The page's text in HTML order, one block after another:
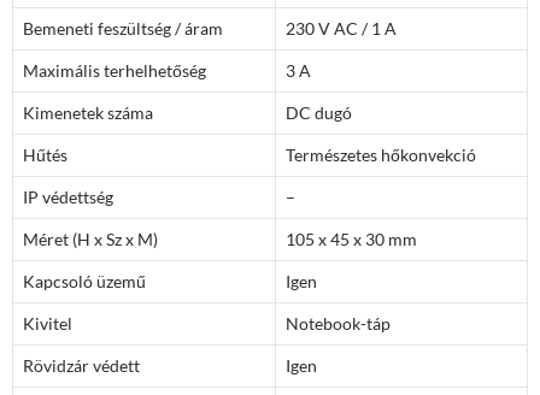
Bemeneti feszültség / áram 230 V AC / 1 A
Maximális terhelhetőség 3 A
Kimenetek száma DC dugó
Hűtés Természetes hőkonvekció
IP védettség –
Méret (H x Sz x M) 105 x 45 x 30 mm
Kapcsoló üzemű Igen
Kivitel Notebook-táp
Rövidzár védett Igen